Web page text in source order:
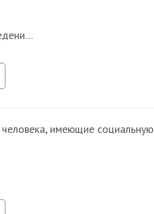
имеющие социальную